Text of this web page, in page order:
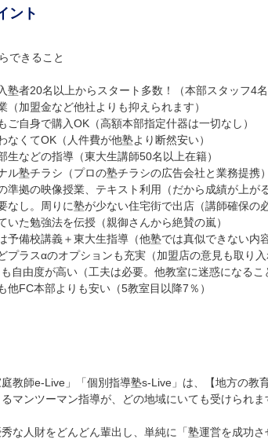
ント
できること
塾者20名以上からスタート多数！（本部スタッフ4
（加盟金など他社よりも抑えられます）
ご自身で購入OK（高額本部指定什器は一切なし）
なくてOK（人件費が他塾より断然安い）
生などの指導（東大生講師50名以上在籍）
ル塾チラシ（プロの塾チラシの広告会社と業務提携）
準拠の映像授業、テキスト利用（だから成績が上がる
なし。周りに塾が少ない住宅街で出店（講師確保の
いた勉強法を伝授（親御さんから絶賛の嵐）
予備校講義＋東大生指導（他塾では真似できない内容
プラスαのオプションも充実（加盟店の意見も取り入
自由度が高い（工夫は必要。他教室に迷惑になるこ
他FC本部よりも安い（5教室目以降7％）
庭教師e-Live」「個別指導塾s-Live」は、【地方の
マンツーマン指導が、どの地域にいても受けられま
な人財をどんどん輩出し、単純に「塾運営を成功